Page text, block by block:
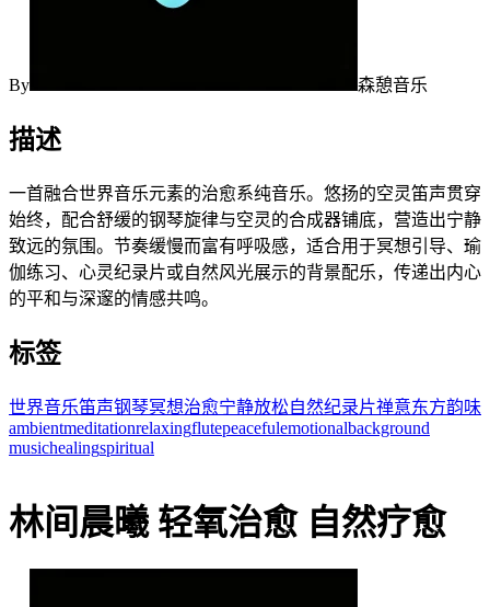
By 森憩音乐
描述
一首融合世界音乐元素的治愈系纯音乐。悠扬的空灵笛声贯穿
始终，配合舒缓的钢琴旋律与空灵的合成器铺底，营造出宁静
致远的氛围。节奏缓慢而富有呼吸感，适合用于冥想引导、瑜
伽练习、心灵纪录片或自然风光展示的背景配乐，传递出内心
的平和与深邃的情感共鸣。
标签
世界音乐笛声钢琴冥想治愈宁静放松自然纪录片禅意东方韵味
ambientmeditationrelaxingflutepeacefulemotionalbackground
musichealingspiritual
林间晨曦 轻氧治愈 自然疗愈